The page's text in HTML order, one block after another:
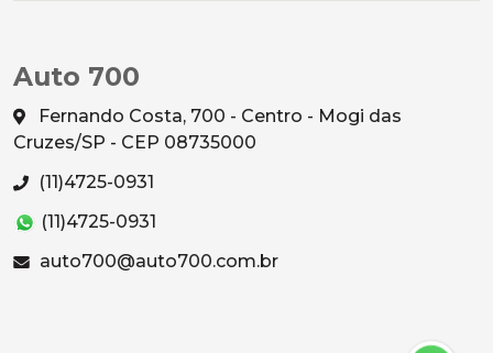
Auto 700
Fernando Costa, 700 - Centro - Mogi das
Cruzes/SP - CEP 08735000
(11)4725-0931
(11)4725-0931
auto700@auto700.com.br